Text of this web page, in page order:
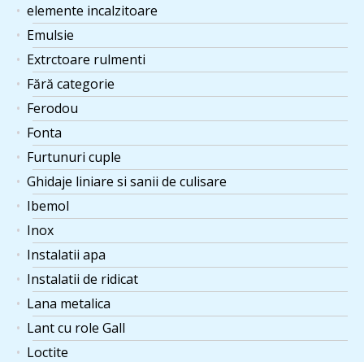
elemente incalzitoare
Emulsie
Extrctoare rulmenti
Fără categorie
Ferodou
Fonta
Furtunuri cuple
Ghidaje liniare si sanii de culisare
Ibemol
Inox
Instalatii apa
Instalatii de ridicat
Lana metalica
Lant cu role Gall
Loctite